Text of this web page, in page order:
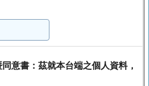
意書：茲就本台端之個人資料，